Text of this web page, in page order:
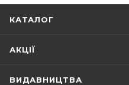
КАТАЛОГ
АКЦІЇ
ВИДАВНИЦТВА